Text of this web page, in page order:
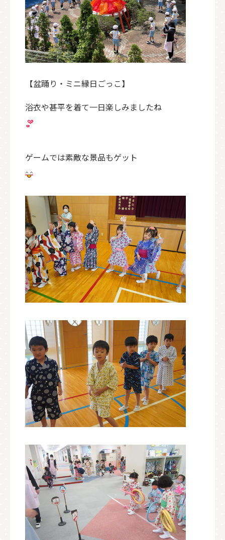
【盆踊り・ミニ縁日ごっこ】
浴衣や甚平を着て一日楽しみましたね
ゲームでは素敵な景品もゲット